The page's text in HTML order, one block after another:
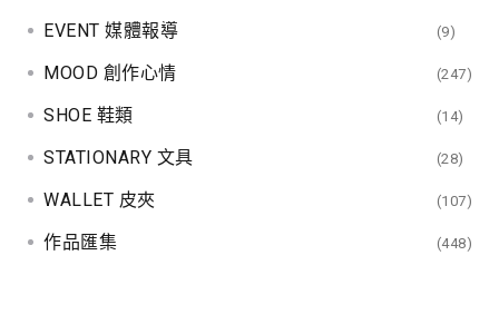
EVENT 媒體報導 (9)
MOOD 創作心情 (247)
SHOE 鞋類 (14)
STATIONARY 文具 (28)
WALLET 皮夾 (107)
作品匯集 (448)